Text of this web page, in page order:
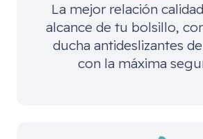
La mejor relación
alcance de tu bolsillo,
ducha antideslizantes
con la máxima